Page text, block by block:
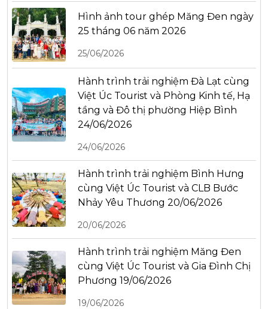
Hình ảnh tour ghép Măng Đen ngày
25 tháng 06 năm 2026
25/06/2026
Hành trình trải nghiệm Đà Lạt cùng
Việt Úc Tourist và Phòng Kinh tế, Hạ
tầng và Đô thị phường Hiệp Bình
24/06/2026
24/06/2026
Hành trình trải nghiệm Bình Hưng
cùng Việt Úc Tourist và CLB Bước
Nhảy Yêu Thương 20/06/2026
20/06/2026
Hành trình trải nghiệm Măng Đen
cùng Việt Úc Tourist và Gia Đình Chị
Phương 19/06/2026
19/06/2026